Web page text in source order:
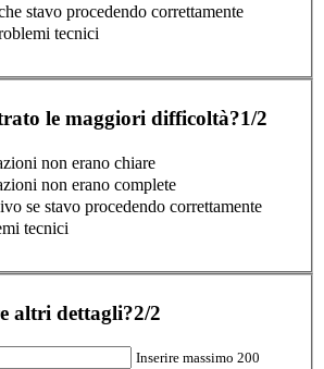
stavo procedendo correttamente
tecnici
le maggiori difficoltà?1/2
non erano chiare
non erano complete
se stavo procedendo correttamente
tecnici
altri dettagli?2/2
Inserire massimo 200